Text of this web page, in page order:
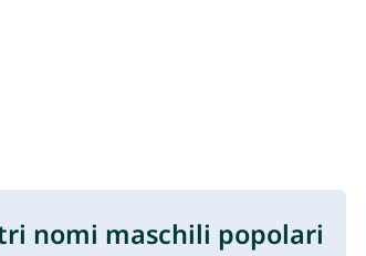
nomi maschili popolari